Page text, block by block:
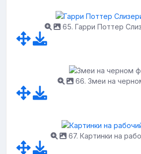
65. Гарри Поттер
66. Змеи на
67. Картинки на